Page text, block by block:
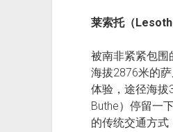
莱索托（
被南非紧紧包围
海拔2876米的
体验，途径海拔
Buthe）停留一
的传统交通方式